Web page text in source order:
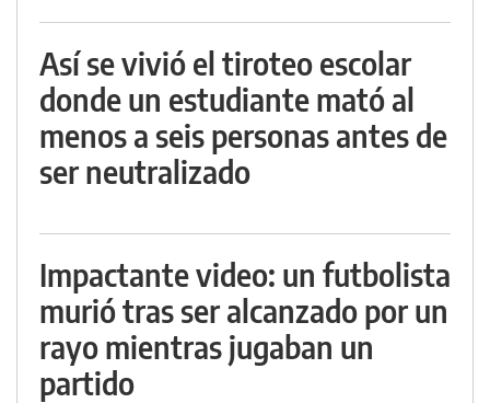
Así se vivió el tiroteo escolar
donde un estudiante mató al
menos a seis personas antes de
ser neutralizado
Impactante video: un futbolista
murió tras ser alcanzado por un
rayo mientras jugaban un
partido